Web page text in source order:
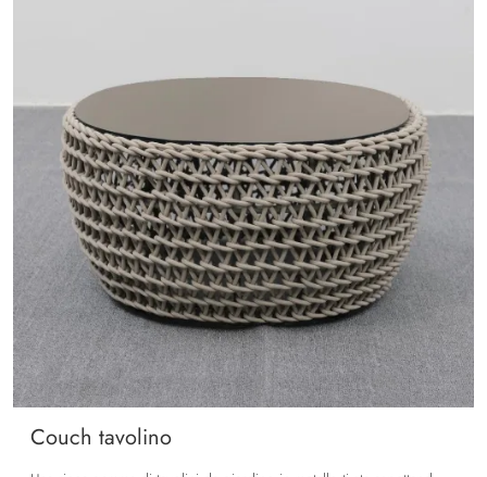
Couch tavolino